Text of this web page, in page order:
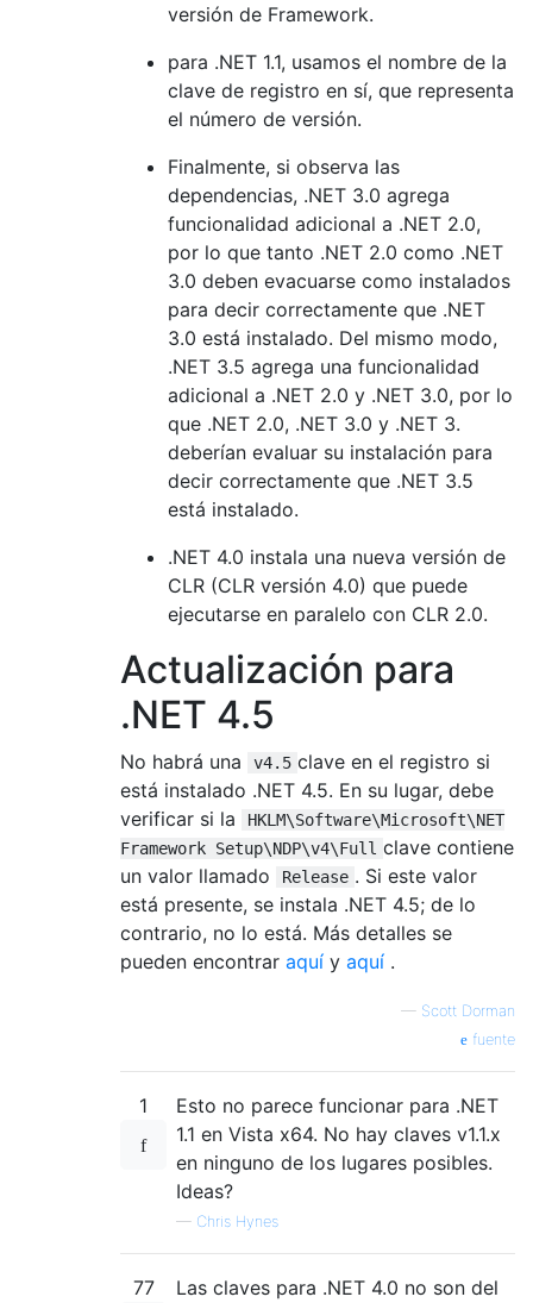
versión de Framework.
para .NET 1.1, usamos el nombre de la
clave de registro en sí, que representa
el número de versión.
Finalmente, si observa las
dependencias, .NET 3.0 agrega
funcionalidad adicional a .NET 2.0,
por lo que tanto .NET 2.0 como .NET
3.0 deben evacuarse como instalados
para decir correctamente que .NET
3.0 está instalado. Del mismo modo,
.NET 3.5 agrega una funcionalidad
adicional a .NET 2.0 y .NET 3.0, por lo
que .NET 2.0, .NET 3.0 y .NET 3.
deberían evaluar su instalación para
decir correctamente que .NET 3.5
está instalado.
.NET 4.0 instala una nueva versión de
CLR (CLR versión 4.0) que puede
ejecutarse en paralelo con CLR 2.0.
Actualización para
.NET 4.5
No habrá una v4.5 clave en el registro si
está instalado .NET 4.5. En su lugar, debe
verificar si la
HKLM\Software\Microsoft\NET
Framework Setup\NDP\v4\Full clave contiene
un valor llamado
Release . Si este valor
está presente, se instala .NET 4.5; de lo
contrario, no lo está. Más detalles se
pueden encontrar aquí y aquí .
— Scott Dorman
fuente
1
Esto no parece funcionar para .NET
1.1 en Vista x64. No hay claves v1.1.x
en ninguno de los lugares posibles.
Ideas?
— Chris Hynes
77
Las claves para .NET 4.0 no son del